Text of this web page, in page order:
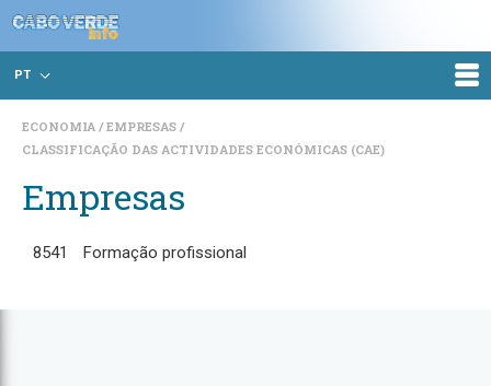
PT
ECONOMIA
EMPRESAS
CLASSIFICAÇÃO DAS ACTIVIDADES ECONÓMICAS (CAE)
Empresas
8541 Formação profissional